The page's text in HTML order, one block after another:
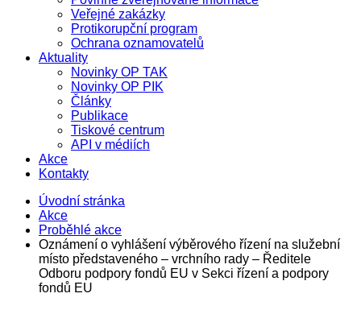
Veřejné zakázky
Protikorupční program
Ochrana oznamovatelů
Aktuality
Novinky OP TAK
Novinky OP PIK
Články
Publikace
Tiskové centrum
API v médiích
Akce
Kontakty
Úvodní stránka
Akce
Proběhlé akce
Oznámení o vyhlášení výběrového řízení na služební
místo představeného – vrchního rady – Ředitele
Odboru podpory fondů EU v Sekci řízení a podpory
fondů EU